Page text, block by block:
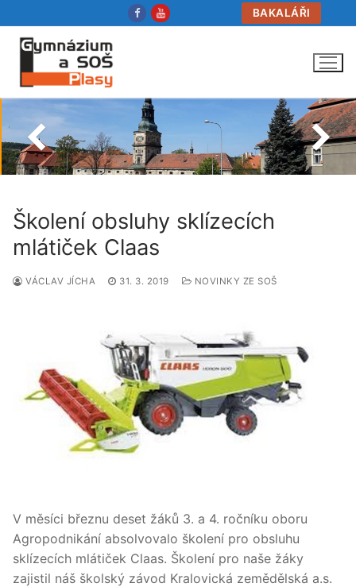
na
obsah
BAKALÁŘI
Školení obsluhy sklízecích
mlátiček Claas
VÁCLAV JÍCHA 31. 3. 2019 NOVINKY ZE SOŠ
V měsíci březnu deset žáků 3. a 4. ročníku oboru
Agropodnikání absolvovalo školení pro obsluhu
sklízecích mlátiček Claas. Školení pro naše žáky
zajistil náš školský závod Kralovická zemědělská a.s.